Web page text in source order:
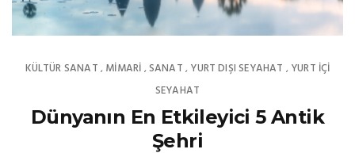
KÜLTÜR SANAT , MIMARI ,SANAT , YURT DIŞI SEYAHAT , YURT İÇİ
SEYAHAT
Dünyanın En Etkileyici 5 Antik
Şehri